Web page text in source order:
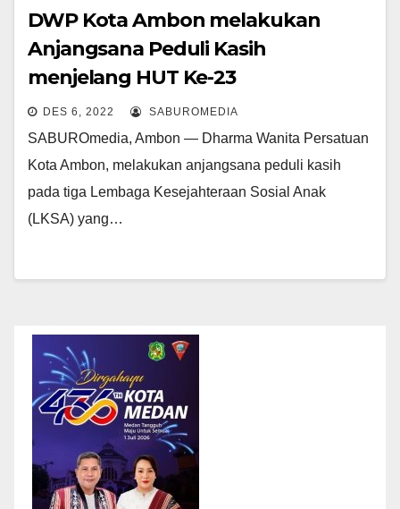
DWP Kota Ambon melakukan
Anjangsana Peduli Kasih
menjelang HUT Ke-23
DES 6, 2022 SABUROMEDIA
SABUROmedia, Ambon — Dharma Wanita Persatuan
Kota Ambon, melakukan anjangsana peduli kasih
pada tiga Lembaga Kesejahteraan Sosial Anak
(LKSA) yang…